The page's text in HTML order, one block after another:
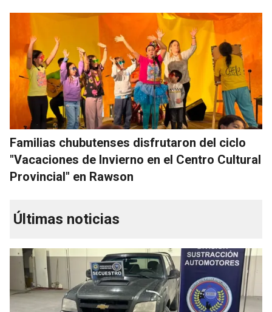
Familias chubutenses disfrutaron del ciclo
"Vacaciones de Invierno en el Centro Cultural
Provincial" en Rawson
Últimas noticias